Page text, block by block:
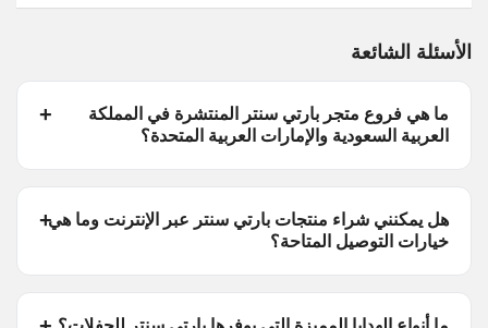
الأسئلة الشائعة
ما هي فروع متجر بارتي سنتر المنتشرة في المملكة
العربية السعودية والإمارات العربية المتحدة؟
هل يمكنني شراء منتجات بارتي سنتر عبر الإنترنت وما هي
خيارات التوصيل المتاحة؟